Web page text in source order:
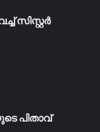
സിസ്റ്റർ
പിതാവ്